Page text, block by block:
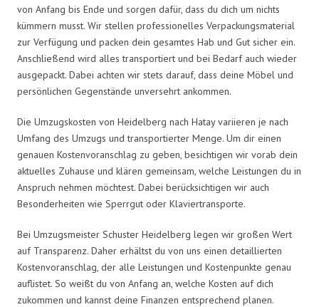
von Anfang bis Ende und sorgen dafür, dass du dich um nichts
kümmern musst. Wir stellen professionelles Verpackungsmaterial
zur Verfügung und packen dein gesamtes Hab und Gut sicher ein.
Anschließend wird alles transportiert und bei Bedarf auch wieder
ausgepackt. Dabei achten wir stets darauf, dass deine Möbel und
persönlichen Gegenstände unversehrt ankommen.
Die Umzugskosten von Heidelberg nach Hatay variieren je nach
Umfang des Umzugs und transportierter Menge. Um dir einen
genauen Kostenvoranschlag zu geben, besichtigen wir vorab dein
aktuelles Zuhause und klären gemeinsam, welche Leistungen du in
Anspruch nehmen möchtest. Dabei berücksichtigen wir auch
Besonderheiten wie Sperrgut oder Klaviertransporte.
Bei Umzugsmeister Schuster Heidelberg legen wir großen Wert
auf Transparenz. Daher erhältst du von uns einen detaillierten
Kostenvoranschlag, der alle Leistungen und Kostenpunkte genau
auflistet. So weißt du von Anfang an, welche Kosten auf dich
zukommen und kannst deine Finanzen entsprechend planen.